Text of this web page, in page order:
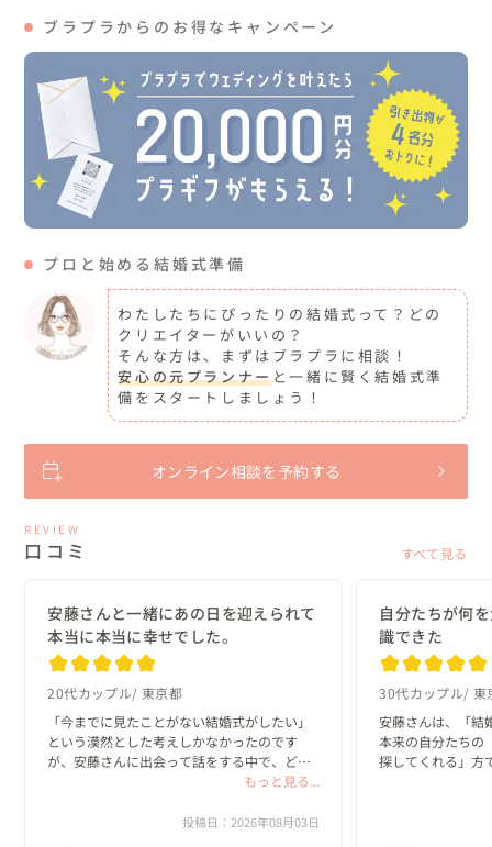
ブラプラからのお得なキャンペーン
プロと始める結婚式準備
わたしたちにぴったりの結婚式って？どの
クリエイターがいいの？
そんな方は、まずはブラプラに相談！
安心の元プランナーと一緒に賢く結婚式準
備をスタートしましょう！
オンライン相談を予約する
REVIEW
口コミ すべて見る
安藤さんと一緒にあの日を迎えられて
本当に本当に幸せでした。
20代カップル 東京都
「今までに見たことがない結婚式がしたい」
という漠然とした考えしかなかったのです
が、安藤さんに出会って話をする中で、どん
な一日にしたいのか？がどんどん具体的にな
もっと見る...
投稿日：2026年08月03日
自分たちが何
識できた
30代カップル 東
安藤さんは、「結
本来の自分たちの
探してくれる」方